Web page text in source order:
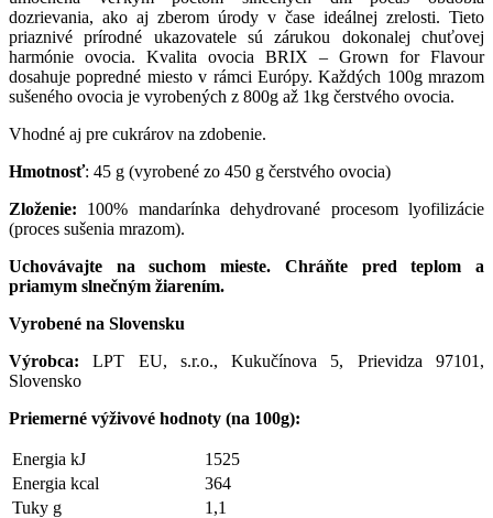
dozrievania, ako aj zberom úrody v čase ideálnej zrelosti. Tieto
priaznivé prírodné ukazovatele sú zárukou dokonalej chuťovej
harmónie ovocia. Kvalita ovocia BRIX – Grown for Flavour
dosahuje popredné miesto v rámci Európy. Každých 100g mrazom
sušeného ovocia je vyrobených z 800g až 1kg čerstvého ovocia.
Vhodné aj pre cukrárov na zdobenie.
Hmotnosť: 45 g (vyrobené zo 450 g čerstvého ovocia)
Zloženie: 100% mandarínka dehydrované procesom lyofilizácie
(proces sušenia mrazom).
Uchovávajte na suchom mieste. Chráňte pred teplom a
priamym slnečným žiarením.
Vyrobené na Slovensku
Výrobca: LPT EU, s.r.o., Kukučínova 5, Prievidza 97101,
Slovensko
Priemerné výživové hodnoty (na 100g):
Energia kJ
1525
Energia kcal
364
Tuky g
1,1